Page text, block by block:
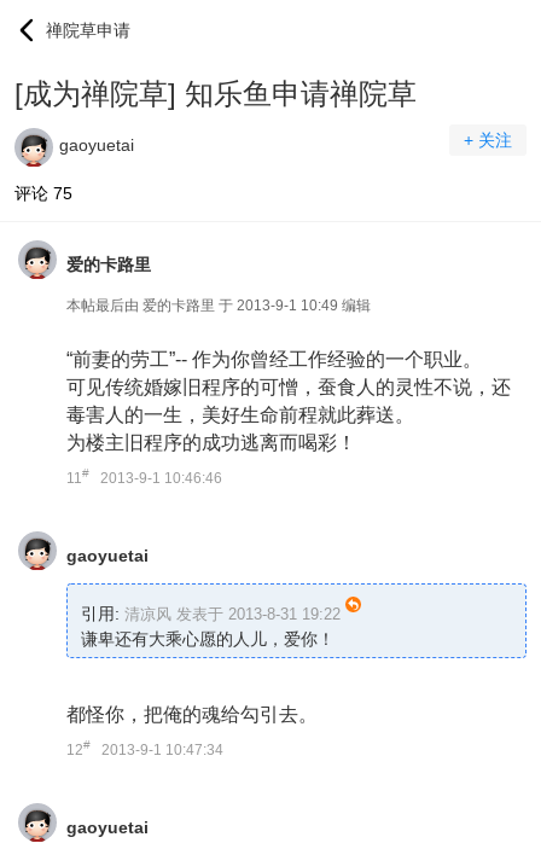
禅院草申请
[成为禅院草] 知乐鱼申请禅院草
gaoyuetai + 关注
评论 75
爱的卡路里
本帖最后由 爱的卡路里 于 2013-9-1 10:49 编辑
“前妻的劳工”-- 作为你曾经工作经验的一个职业。
可见传统婚嫁旧程序的可憎，蚕食人的灵性不说，还
毒害人的一生，美好生命前程就此葬送。
为楼主旧程序的成功逃离而喝彩！
11# 2013-9-1 10:46:46
gaoyuetai
引用: 清凉风 发表于 2013-8-31 19:22
谦卑还有大乘心愿的人儿，爱你！
都怪你，把俺的魂给勾引去。
12# 2013-9-1 10:47:34
gaoyuetai